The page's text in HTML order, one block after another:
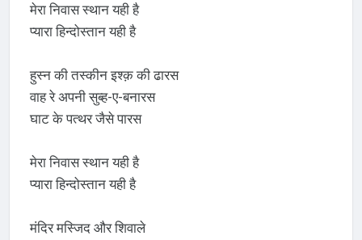
मेरा निवास स्थान यही है
प्यारा हिन्दोस्तान यही है
हुस्न की तस्कीन इश्क़ की ढारस
वाह रे अपनी सुब्ह-ए-बनारस
घाट के पत्थर जैसे पारस
मेरा निवास स्थान यही है
प्यारा हिन्दोस्तान यही है
मंदिर मस्जिद और शिवाले